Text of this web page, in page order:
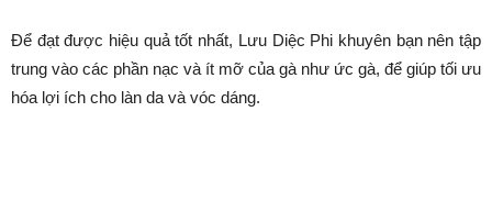
Danh mục dự án